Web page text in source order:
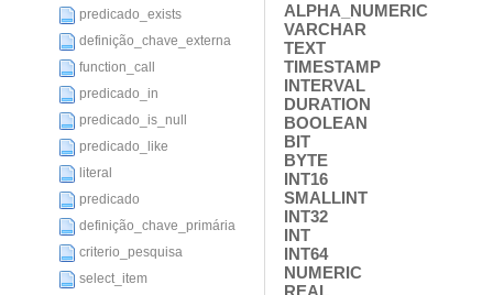
predicado_exists
definição_chave_externa
function_call
predicado_in
predicado_is_null
predicado_like
literal
predicado
definição_chave_primária
criterio_pesquisa
select_item
ALPHA_NUMERIC
VARCHAR
TEXT
TIMESTAMP
INTERVAL
DURATION
BOOLEAN
BIT
BYTE
INT16
SMALLINT
INT32
INT
INT64
NUMERIC